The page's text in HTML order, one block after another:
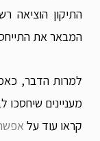
התיקון הוציאה
המבאר את
למרות הדבר,
מעניינים שיחסכו
קראו עוד על